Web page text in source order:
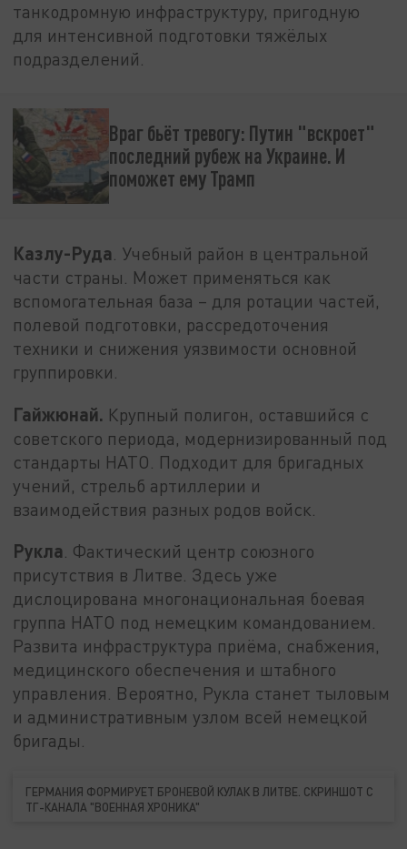
танкодромную инфраструктуру, пригодную
для интенсивной подготовки тяжёлых
подразделений.
Враг бьёт тревогу: Путин "вскроет"
последний рубеж на Украине. И
поможет ему Трамп
Казлу-Руда . Учебный район в центральной
части страны. Может применяться как
вспомогательная база – для ротации частей,
полевой подготовки, рассредоточения
техники и снижения уязвимости основной
группировки.
Гайжюнай. Крупный полигон, оставшийся с
советского периода, модернизированный под
стандарты НАТО. Подходит для бригадных
учений, стрельб артиллерии и
взаимодействия разных родов войск.
Рукла . Фактический центр союзного
присутствия в Литве. Здесь уже
дислоцирована многонациональная боевая
группа НАТО под немецким командованием.
Развита инфраструктура приёма, снабжения,
медицинского обеспечения и штабного
управления. Вероятно, Рукла станет тыловым
и административным узлом всей немецкой
бригады.
ГЕРМАНИЯ ФОРМИРУЕТ БРОНЕВОЙ КУЛАК В ЛИТВЕ. СКРИНШОТ С
ТГ-КАНАЛА "ВОЕННАЯ ХРОНИКА"